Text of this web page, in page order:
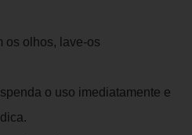
os olhos, lave-os
o uso imediatamente e